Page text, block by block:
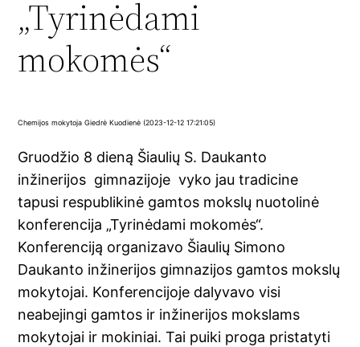
„Tyrinėdami
mokomės“
Chemijos mokytoja Giedrė Kuodienė (2023-12-12 17:21:05)
Gruodžio 8 dieną Šiaulių S. Daukanto
inžinerijos gimnazijoje vyko jau tradicine
tapusi respublikinė gamtos mokslų nuotolinė
konferencija „Tyrinėdami mokomės“.
Konferenciją organizavo Šiaulių Simono
Daukanto inžinerijos gimnazijos gamtos mokslų
mokytojai. Konferencijoje dalyvavo visi
neabejingi gamtos ir inžinerijos mokslams
mokytojai ir mokiniai. Tai puiki proga pristatyti